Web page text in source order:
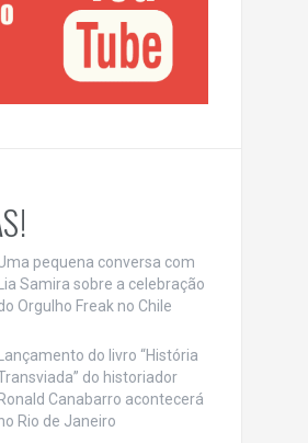
pequena conversa com
Lia Samira sobre a celebração
Orgulho Freak no Chile
Lançamento do livro “História
do historiador
Ronald Canabarro acontecerá
Rio de Janeiro